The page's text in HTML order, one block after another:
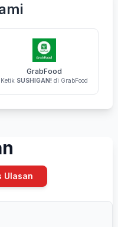
GrabFood
Ketik SUSHIGAN! di GrabFood
Ulasan